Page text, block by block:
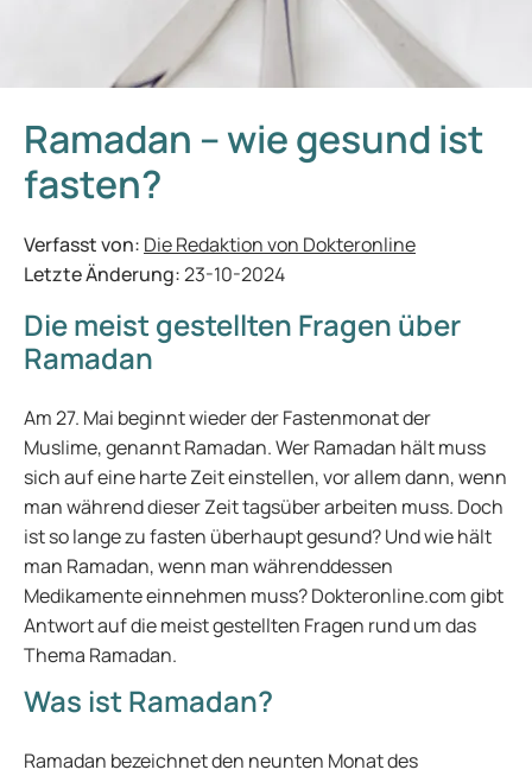
Ramadan – wie gesund ist
fasten?
Verfasst von: Die Redaktion von Dokteronline
Letzte Änderung:23-10-2024
Die meist gestellten Fragen über
Ramadan
Am 27. Mai beginnt wieder der Fastenmonat der
Muslime, genannt Ramadan. Wer Ramadan hält muss
sich auf eine harte Zeit einstellen, vor allem dann, wenn
man während dieser Zeit tagsüber arbeiten muss. Doch
ist so lange zu fasten überhaupt gesund? Und wie hält
man Ramadan, wenn man währenddessen
Medikamente einnehmen muss? Dokteronline.com gibt
Antwort auf die meist gestellten Fragen rund um das
Thema Ramadan.
Was ist Ramadan?
Ramadan bezeichnet den neunten Monat des